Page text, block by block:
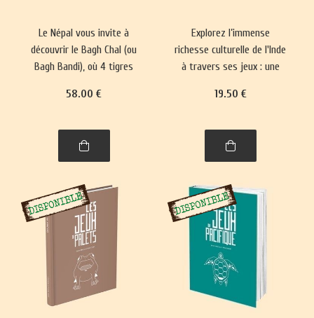
Le Népal vous invite à
découvrir le Bagh Chal (ou
Bagh Bandi), où 4 tigres
58.00 €
Explorez l’immense
richesse culturelle de l'Inde
à travers ses jeux : une
divertissement, plaisir,
spiritualité. Un voyage
captivant dans l’histoire,
19.50 €